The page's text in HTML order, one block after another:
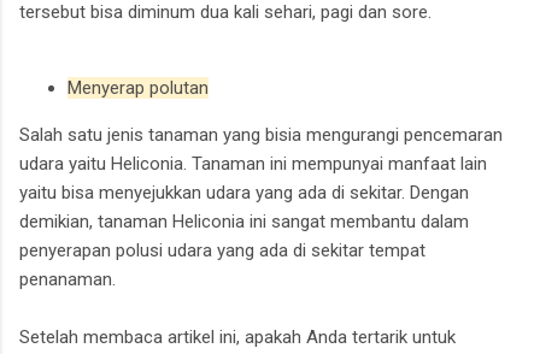
tersebut bisa diminum dua kali sehari, pagi dan sore.
Menyerap polutan
Salah satu jenis tanaman yang bisia mengurangi pencemaran
udara yaitu Heliconia. Tanaman ini mempunyai manfaat lain
yaitu bisa menyejukkan udara yang ada di sekitar. Dengan
demikian, tanaman Heliconia ini sangat membantu dalam
penyerapan polusi udara yang ada di sekitar tempat
penanaman.
Setelah membaca artikel ini, apakah Anda tertarik untuk